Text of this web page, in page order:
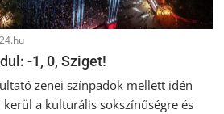
-1, 0, Sziget!
zenei színpadok mellett idén
a kulturális sokszínűségre és